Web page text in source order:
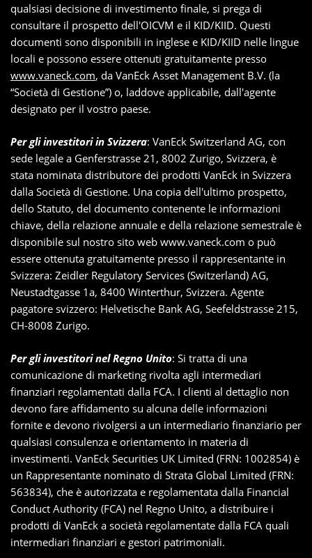
qualsiasi decisione di investimento finale, si prega di
consultare il prospetto dell'OICVM e il KID/KIID. Questi
documenti sono disponibili in inglese e KID/KIID nelle lingue
locali e possono essere ottenuti gratuitamente presso
www.vaneck.com, da VanEck Asset Management B.V. (la
“Società di Gestione”) o, laddove applicabile, dall'agente
designato per il vostro paese.
Per gli investitori in Svizzera: VanEck Switzerland AG, con
sede legale a Genferstrasse 21, 8002 Zurigo, Svizzera, è
stata nominata distributore dei prodotti VanEck in Svizzera
dalla Società di Gestione. Una copia dell'ultimo prospetto,
dello Statuto, del documento contenente le informazioni
chiave, della relazione annuale e della relazione semestrale è
disponibile sul nostro sito web www.vaneck.com o può
essere ottenuta gratuitamente presso il rappresentante in
Svizzera: Zeidler Regulatory Services (Switzerland) AG,
Neustadtgasse 1a, 8400 Winterthur, Svizzera. Agente
pagatore svizzero: Helvetische Bank AG, Seefeldstrasse 215,
CH-8008 Zurigo.
Per gli investitori nel Regno Unito: Si tratta di una
comunicazione di marketing rivolta agli intermediari
finanziari regolamentati dalla FCA. I clienti al dettaglio non
devono fare affidamento su alcuna delle informazioni
fornite e devono rivolgersi a un intermediario finanziario per
qualsiasi consulenza e orientamento in materia di
investimenti. VanEck Securities UK Limited (FRN: 1002854) è
un Rappresentante nominato di Strata Global Limited (FRN:
563834), che è autorizzata e regolamentata dalla Financial
Conduct Authority (FCA) nel Regno Unito, a distribuire i
prodotti di VanEck a società regolamentate dalla FCA quali
intermediari finanziari e gestori patrimoniali.